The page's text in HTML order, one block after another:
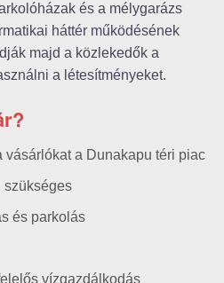
és a mélygarázs
háttér működésének
majd a közlekedők a
a létesítményeket.
vásárlókat a Dunakapu téri piac
szükséges
és parkolás
vízgazdálkodás